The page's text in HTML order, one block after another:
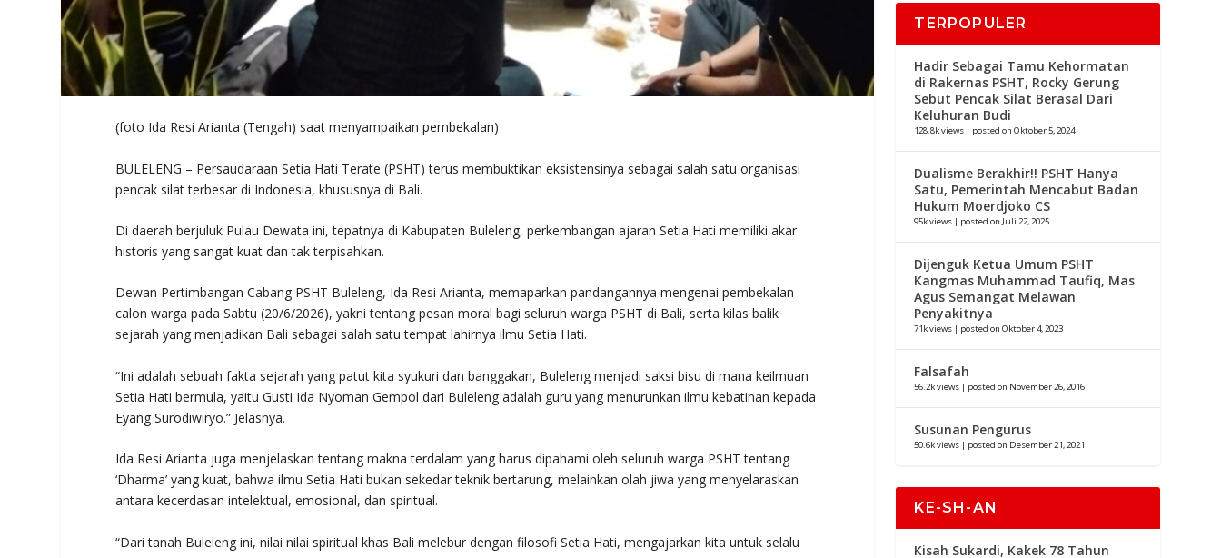
(foto Ida Resi Arianta (Tengah) saat menyampaikan pembekalan)
BULELENG – Persaudaraan Setia Hati Terate (PSHT) terus membuktikan eksistensinya sebagai salah satu organisasi
pencak silat terbesar di Indonesia, khususnya di Bali.
Di daerah berjuluk Pulau Dewata ini, tepatnya di Kabupaten Buleleng, perkembangan ajaran Setia Hati memiliki akar
historis yang sangat kuat dan tak terpisahkan.
Dewan Pertimbangan Cabang PSHT Buleleng, Ida Resi Arianta, memaparkan pandangannya mengenai pembekalan
calon warga pada Sabtu (20/6/2026), yakni tentang pesan moral bagi seluruh warga PSHT di Bali, serta kilas balik
sejarah yang menjadikan Bali sebagai salah satu tempat lahirnya ilmu Setia Hati.
“Ini adalah sebuah fakta sejarah yang patut kita syukuri dan banggakan, Buleleng menjadi saksi bisu di mana keilmuan
Setia Hati bermula, yaitu Gusti Ida Nyoman Gempol dari Buleleng adalah guru yang menurunkan ilmu kebatinan kepada
Eyang Surodiwiryo.” Jelasnya.
Ida Resi Arianta juga menjelaskan tentang makna terdalam yang harus dipahami oleh seluruh warga PSHT tentang
‘Dharma’ yang kuat, bahwa ilmu Setia Hati bukan sekedar teknik bertarung, melainkan olah jiwa yang menyelaraskan
antara kecerdasan intelektual, emosional, dan spiritual.
“Dari tanah Buleleng ini, nilai nilai spiritual khas Bali melebur dengan filosofi Setia Hati, mengajarkan kita untuk selalu
TERPOPULER
Hadir Sebagai Tamu Kehormatan
di Rakernas PSHT, Rocky Gerung
Sebut Pencak Silat Berasal Dari
Keluhuran Budi
128.8k views | posted on Oktober 5, 2024
Dualisme Berakhir!! PSHT Hanya
Satu, Pemerintah Mencabut Badan
Hukum Moerdjoko CS
95k views | posted on Juli 22, 2025
Dijenguk Ketua Umum PSHT
Kangmas Muhammad Taufiq, Mas
Agus Semangat Melawan
Penyakitnya
71k views | posted on Oktober 4, 2023
Falsafah
56.2k views | posted on November 26, 2016
Susunan Pengurus
50.6k views | posted on Desember 21, 2021
KE-SH-AN
Kisah Sukardi, Kakek 78 Tahun